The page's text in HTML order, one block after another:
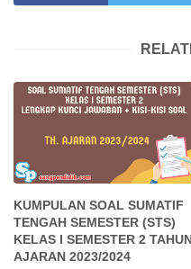
KUMPULAN SOAL SUMATIF
TENGAH SEMESTER (STS)
KELAS I SEMESTER 2
AJARAN 2023/2024